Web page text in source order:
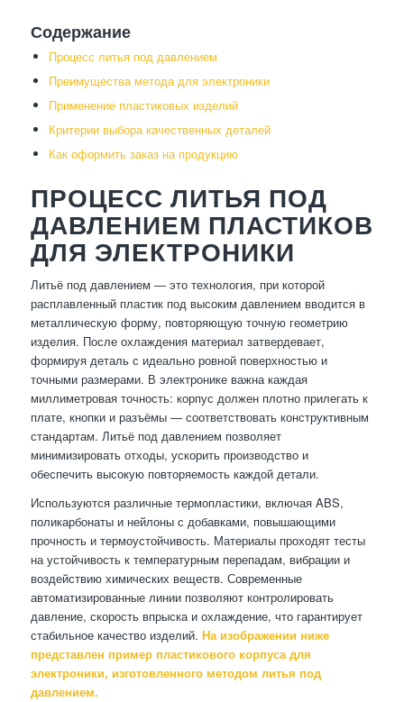
Содержание
Процесс литья под давлением
Преимущества метода для электроники
Применение пластиковых изделий
Критерии выбора качественных деталей
Как оформить заказ на продукцию
ПРОЦЕСС ЛИТЬЯ ПОД
ДАВЛЕНИЕМ ПЛАСТИКОВ
ДЛЯ ЭЛЕКТРОНИКИ
Литьё под давлением — это технология, при которой
расплавленный пластик под высоким давлением вводится в
металлическую форму, повторяющую точную геометрию
изделия. После охлаждения материал затвердевает,
формируя деталь с идеально ровной поверхностью и
точными размерами. В электронике важна каждая
миллиметровая точность: корпус должен плотно прилегать к
плате, кнопки и разъёмы — соответствовать конструктивным
стандартам. Литьё под давлением позволяет
минимизировать отходы, ускорить производство и
обеспечить высокую повторяемость каждой детали.
Используются различные термопластики, включая ABS,
поликарбонаты и нейлоны с добавками, повышающими
прочность и термоустойчивость. Материалы проходят тесты
на устойчивость к температурным перепадам, вибрации и
воздействию химических веществ. Современные
автоматизированные линии позволяют контролировать
давление, скорость впрыска и охлаждение, что гарантирует
стабильное качество изделий. На изображении ниже
представлен пример пластикового корпуса для
электроники, изготовленного методом литья под
давлением.